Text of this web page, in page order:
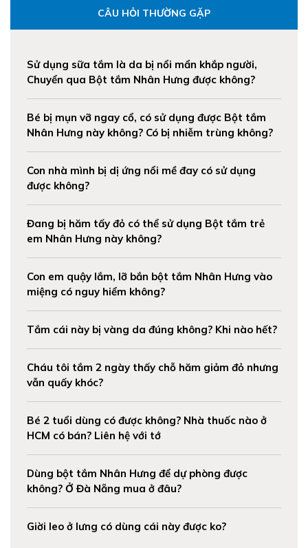
CÂU HỎI THƯỜNG GẶP
Sử dụng sữa tắm là da bị nổi mẩn khắp người,
Chuyển qua Bột tắm Nhân Hưng được không?
Bé bị mụn vỡ ngay cổ, có sử dụng được Bột tắm
Nhân Hưng này không? Có bị nhiễm trùng không?
Con nhà mình bị dị ứng nổi mề đay có sử dụng
được không?
Đang bị hăm tấy đỏ có thể sử dụng Bột tắm trẻ
em Nhân Hưng này không?
Con em quậy lắm, lỡ bắn bột tắm Nhân Hưng vào
miệng có nguy hiểm không?
Tắm cái này bị vàng da đúng không? Khi nào hết?
Cháu tôi tắm 2 ngày thấy chỗ hăm giảm đỏ nhưng
vẫn quấy khóc?
Bé 2 tuổi dùng có được không? Nhà thuốc nào ở
HCM có bán? Liên hệ với tớ
Dùng bột tắm Nhân Hưng để dự phòng được
không? Ở Đà Nẵng mua ở đâu?
Giời leo ở lưng có dùng cái này được ko?